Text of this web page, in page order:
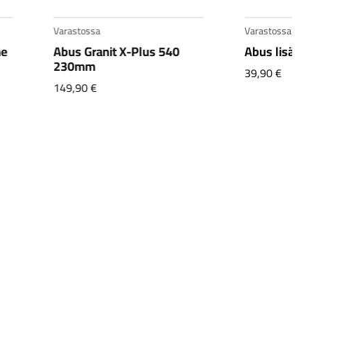
Varastossa
Abus Granit X-Plus 540
230mm
149,90€
Varastossa
Abus lisäketju
39,90€